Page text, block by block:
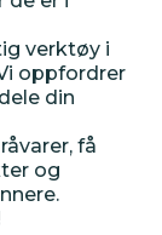
verktøy i
oppfordrer
din
få
og